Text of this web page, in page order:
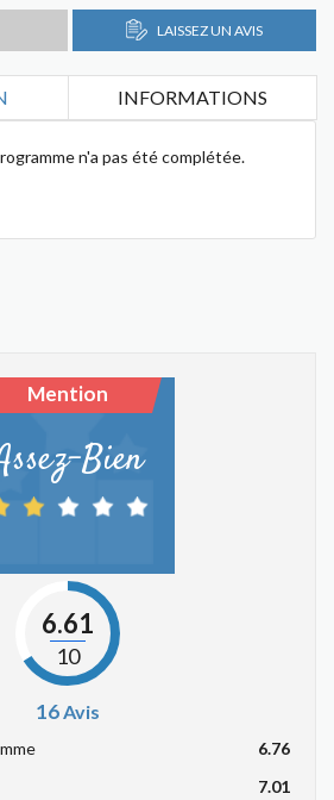
LAISSEZ UN AVIS
INFORMATIONS
n'a pas été complétée.
Mention
Bien
6.61
10
16Avis
6.76
7.01